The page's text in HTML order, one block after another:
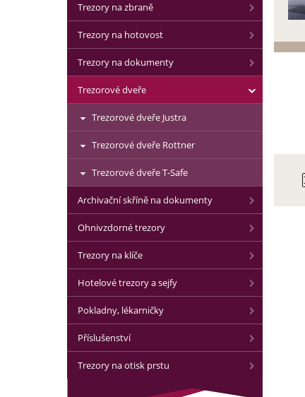
Trezory na zbraně
Trezory na hotovost
Trezory na dokumenty
Trezorové dveře
Trezorové dveře Justra
Trezorové dveře Rottner
Trezorové dveře T-Safe
Archivační skříně na dokumenty
Ohnivzdorné trezory
Trezory na klíče
Hotelové trezory a sejfy
Pokladny, lékarničky
Příslušenství
Trezory na otisk prstu